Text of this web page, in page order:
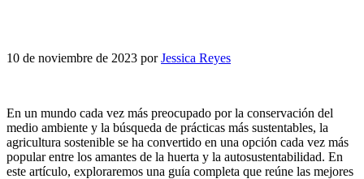
10 de noviembre de 2023 porJessica Reyes
En un mundo cada vez más preocupado por la conservación del
medio ambiente y la búsqueda de prácticas más sustentables, la
agricultura sostenible se ha convertido en una opción cada vez más
popular entre los amantes de la huerta y la autosustentabilidad. En
este artículo, exploraremos una guía completa que reúne las mejores